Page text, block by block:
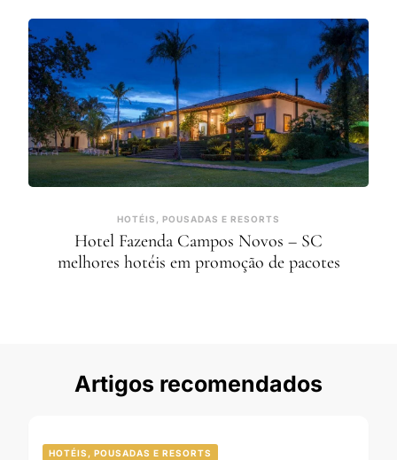
HOTÉIS, POUSADAS E RESORTS
Hotel Fazenda Campos Novos – SC
melhores hotéis em promoção de pacotes
Artigos recomendados
HOTÉIS, POUSADAS E RESORTS